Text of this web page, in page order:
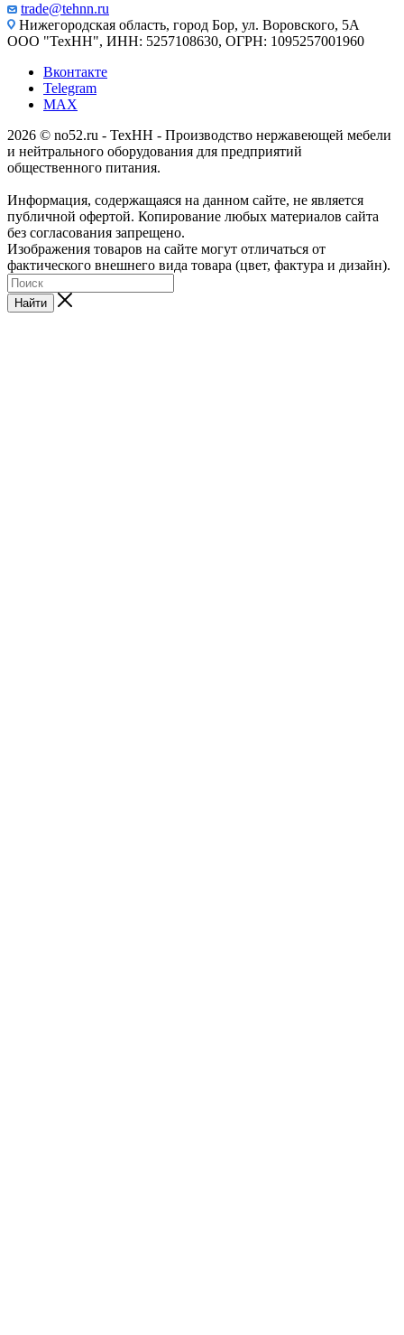
trade@tehnn.ru
Нижегородская область, город Бор, ул. Воровского, 5А
ООО "ТехНН", ИНН: 5257108630, ОГРН: 1095257001960
Вконтакте
Telegram
MAX
2026 © no52.ru - ТехНН - Производство нержавеющей мебели
и нейтрального оборудования для предприятий
общественного питания.
Информация, содержащаяся на данном сайте, не является
публичной офертой. Копирование любых материалов сайта
без согласования запрещено.
Изображения товаров на сайте могут отличаться от
фактического внешнего вида товара (цвет, фактура и дизайн).
Найти